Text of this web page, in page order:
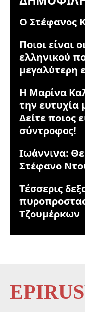
Ο Στέφανος
Ποιοι είναι
ελληνικού
μεγαλύτερη
Η Μαρίνα
την ευτυχία
Δείτε ποιος
σύντροφος!
Ιωάννινα:
Στέφανο
Τέσσερις
Τζουμέρκων
EPIRUS